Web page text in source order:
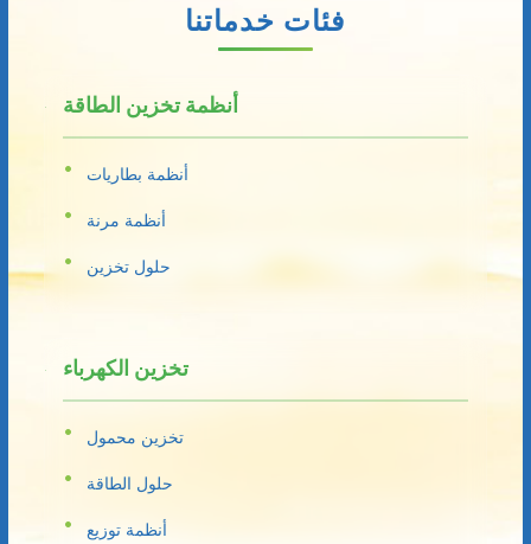
فئات خدماتنا
أنظمة تخزين الطاقة
أنظمة بطاريات
أنظمة مرنة
حلول تخزين
تخزين الكهرباء
تخزين محمول
حلول الطاقة
أنظمة توزيع